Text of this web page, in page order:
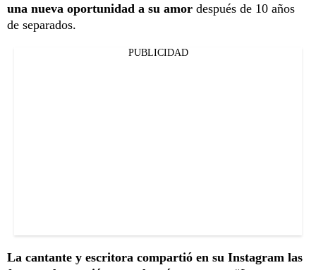
una nueva oportunidad a su amor después de 10 años
de separados.
PUBLICIDAD
La cantante y escritora compartió en su Instagram las